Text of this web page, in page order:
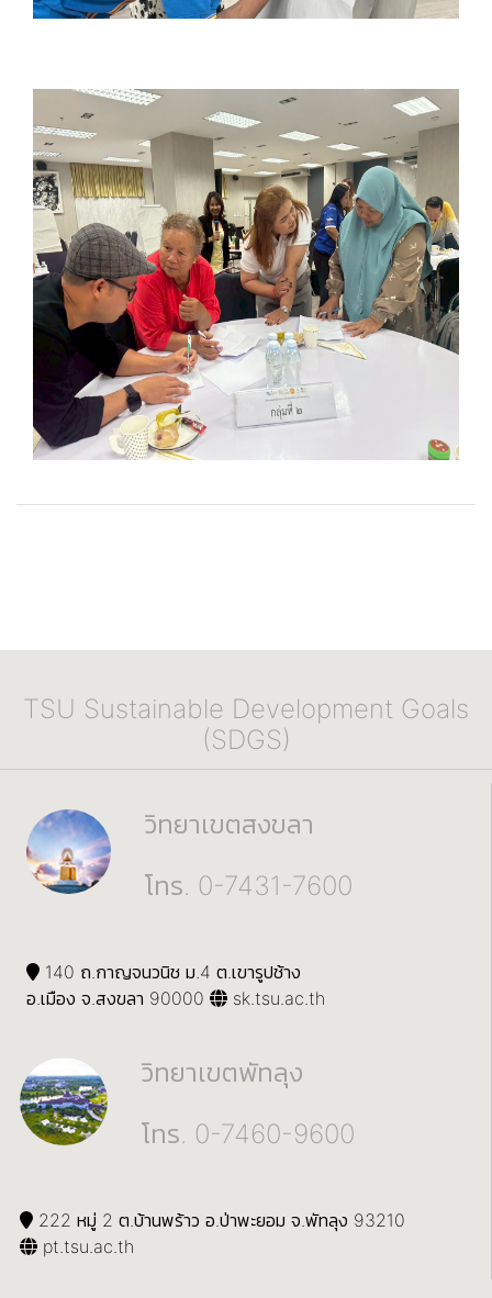
TSU Sustainable Development Goals
(SDGS)
วิทยาเขตสงขลา
โทร. 0-7431-7600
140 ถ.กาญจนวนิช ม.4 ต.เขารูปช้าง
อ.เมือง จ.สงขลา 90000
sk.tsu.ac.th
วิทยาเขตพัทลุง
โทร. 0-7460-9600
222 หมู่ 2 ต.บ้านพร้าว อ.ป่าพะยอม จ.พัทลุง 93210
pt.tsu.ac.th